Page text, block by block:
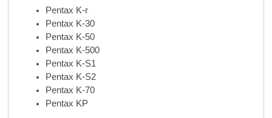
Pentax K-r
Pentax K-30
Pentax K-50
Pentax K-500
Pentax K-S1
Pentax K-S2
Pentax K-70
Pentax KP